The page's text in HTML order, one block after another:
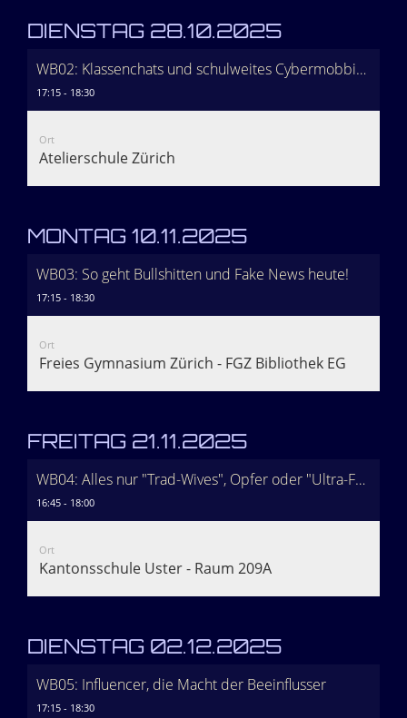
DIENSTAG 28.10.2025
WB02: Klassenchats und schulweites Cybermobbing - was geht da ab?
17:15 - 18:30
Ort
Atelierschule Zürich
MONTAG 10.11.2025
WB03: So geht Bullshitten und Fake News heute!
17:15 - 18:30
Ort
Freies Gymnasium Zürich - FGZ Bibliothek EG
FREITAG 21.11.2025
WB04: Alles nur "Trad-Wives", Opfer oder "Ultra-Feministinnen"?
16:45 - 18:00
Ort
Kantonsschule Uster - Raum 209A
DIENSTAG 02.12.2025
WB05: Influencer, die Macht der Beeinflusser
17:15 - 18:30